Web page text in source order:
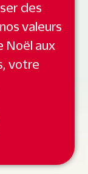
des
valeurs
Noël aux
votre